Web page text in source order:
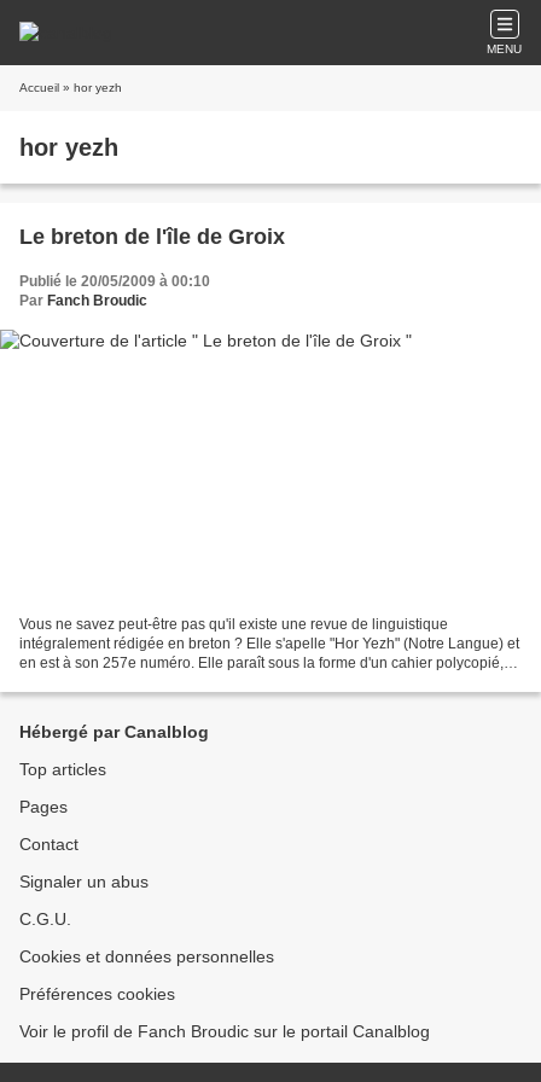
MENU
Accueil » hor yezh
hor yezh
Le breton de l'île de Groix
Publié le 20/05/2009 à 00:10
Par Fanch Broudic
Vous ne savez peut-être pas qu'il existe une revue de linguistique
intégralement rédigée en breton ? Elle s'apelle "Hor Yezh" (Notre Langue) et
en est à son 257e numéro. Elle paraît sous la forme d'un cahier polycopié,
Hébergé par Canalblog
Top articles
Pages
Contact
Signaler un abus
C.G.U.
Cookies et données personnelles
Préférences cookies
Voir le profil de Fanch Broudic sur le portail Canalblog